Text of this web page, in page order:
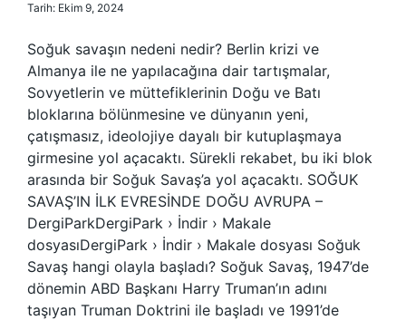
Tarih: Ekim 9, 2024
Soğuk savaşın nedeni nedir? Berlin krizi ve
Almanya ile ne yapılacağına dair tartışmalar,
Sovyetlerin ve müttefiklerinin Doğu ve Batı
bloklarına bölünmesine ve dünyanın yeni,
çatışmasız, ideolojiye dayalı bir kutuplaşmaya
girmesine yol açacaktı. Sürekli rekabet, bu iki blok
arasında bir Soğuk Savaş’a yol açacaktı. SOĞUK
SAVAŞ’IN İLK EVRESİNDE DOĞU AVRUPA –
DergiParkDergiPark › İndir › Makale
dosyasıDergiPark › İndir › Makale dosyası Soğuk
Savaş hangi olayla başladı? Soğuk Savaş, 1947’de
dönemin ABD Başkanı Harry Truman’ın adını
taşıyan Truman Doktrini ile başladı ve 1991’de